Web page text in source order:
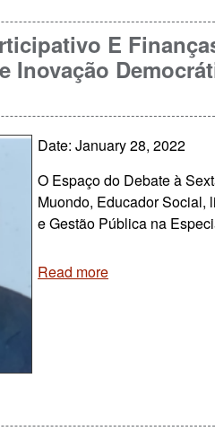
E
Inovação
Date: January 28, 2022
O Espaço do Debate à
Muondo, Educador Social,
e Gestão Pública na
Read more